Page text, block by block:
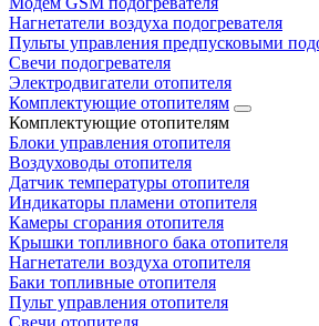
Нагнетатели воздуха подогревателя
Пульты управления предпусковыми
Свечи подогревателя
Электродвигатели отопителя
Комплектующие отопителям
Комплектующие отопителям
Блоки управления отопителя
Воздуховоды отопителя
Датчик температуры отопителя
Индикаторы пламени отопителя
Камеры сгорания отопителя
Крышки топливного бака отопителя
Нагнетатели воздуха отопителя
Баки топливные отопителя
Пульт управления отопителя